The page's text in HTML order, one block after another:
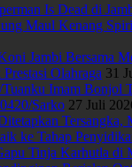
Is Dead di
Maul Kenang
Jambi Bersama
Olahraga 31
Imam Bonjol
Sarko 27 Juli
Tersangka,
ke Tahap
Tinja Karhutla di